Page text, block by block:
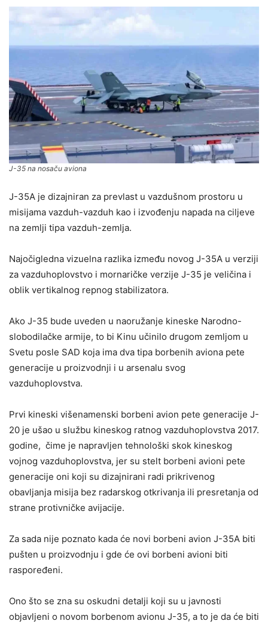
J-35 na nosaču aviona
J-35A je dizajniran za prevlast u vazdušnom prostoru u
misijama vazduh-vazduh kao i izvođenju napada na ciljeve
na zemlji tipa vazduh-zemlja.
Najočigledna vizuelna razlika između novog J-35A u verziji
za vazduhoplovstvo i mornaričke verzije J-35 je veličina i
oblik vertikalnog repnog stabilizatora.
Ako J-35 bude uveden u naoružanje kineske Narodno-
slobodilačke armije, to bi Kinu učinilo drugom zemljom u
Svetu posle SAD koja ima dva tipa borbenih aviona pete
generacije u proizvodnji i u arsenalu svog
vazduhoplovstva.
Prvi kineski višenamenski borbeni avion pete generacije J-
20 je ušao u službu kineskog ratnog vazduhoplovstva 2017.
godine, čime je napravljen tehnološki skok kineskog
vojnog vazduhoplovstva, jer su stelt borbeni avioni pete
generacije oni koji su dizajnirani radi prikrivenog
obavljanja misija bez radarskog otkrivanja ili presretanja od
strane protivničke avijacije.
Za sada nije poznato kada će novi borbeni avion J-35A biti
pušten u proizvodnju i gde će ovi borbeni avioni biti
raspoređeni.
Ono što se zna su oskudni detalji koji su u javnosti
objavljeni o novom borbenom avionu J-35, a to je da će biti